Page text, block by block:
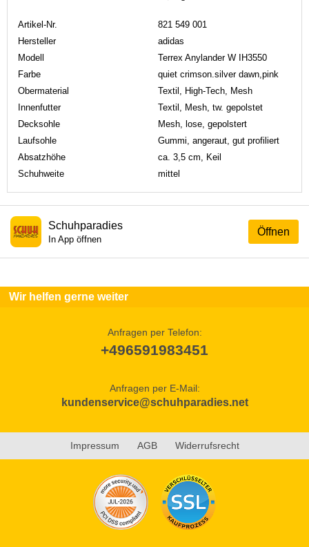
Artikel-Nr.
821 549 001
Hersteller
adidas
Modell
Terrex Anylander W IH3550
Farbe
quiet crimson.silver dawn,pink
Obermaterial
Textil, High-Tech, Mesh
Innenfutter
Textil, Mesh, tw. gepolstet
Decksohle
Mesh, lose, gepolstert
Laufsohle
Gummi, angeraut, gut profiliert
Absatzhöhe
ca. 3,5 cm, Keil
Schuhweite
mittel
Öffnen
Schuhparadies
In App öffnen
Wir helfen gerne weiter
Anfragen per Telefon:
+496591983451
Anfragen per E-Mail:
kundenservice@schuhparadies.net
Impressum AGB Widerrufsrecht